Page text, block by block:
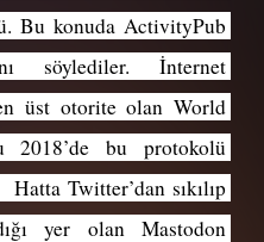
Bu konuda ActivityPub
söylediler. İnternet
üst otorite olan World
2018’de bu protokolü
Hatta Twitter’dan sıkılıp
yer olan Mastodon